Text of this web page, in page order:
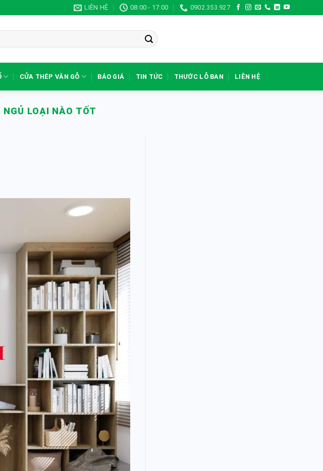
LIÊN HỆ 08:00 - 17:00 0902.353.927
CỬA THÉP VÂN GỖ BÁO GIÁ TIN TỨC THƯỚC LỖ BAN LIÊN HỆ
NGỦ LOẠI NÀO TỐT